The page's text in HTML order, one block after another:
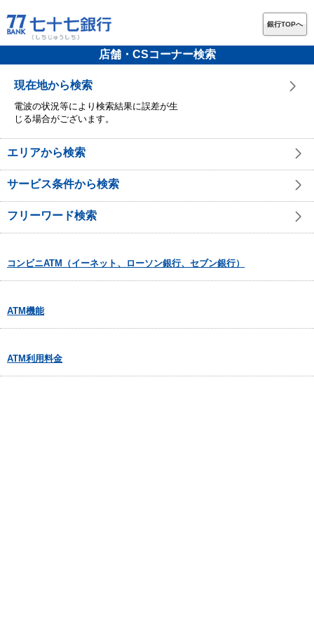
銀行TOPへ
店舗・CSコーナー検索
現在地から検索
電波の状況等により検索結果に誤差が生
じる場合がございます。
エリアから検索
サービス条件から検索
フリーワード検索
コンビニATM（イーネット、ローソン銀行、セブン銀行）
ATM機能
ATM利用料金